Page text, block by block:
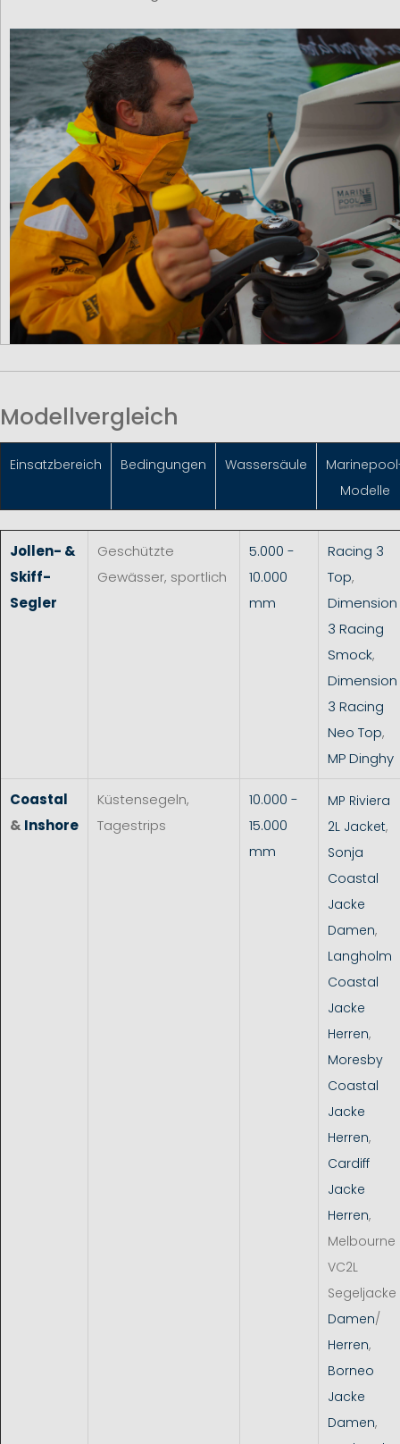
Modellvergleich
Einsatzbereich Bedingungen Wassersäule
Modelle
Jollen- &
Skiff-
Segler
Geschützte
Gewässer, sportlich
5.000 -
10.000
mm
Racing 3
Top,
Dimension
3 Racing
Smock,
Dimension
3 Racing
Neo Top,
MP Dinghy
Coastal
& Inshore
Küstensegeln,
Tagestrips
10.000 -
15.000
mm
MP Riviera
2L Jacket,
Sonja
Coastal
Jacke
Damen,
Langholm
Coastal
Jacke
Herren,
Moresby
Coastal
Jacke
Herren,
Cardiff
Jacke
Herren,
Melbourne
VC2L
Segeljacke
Damen/
Herren,
Borneo
Jacke
Damen,